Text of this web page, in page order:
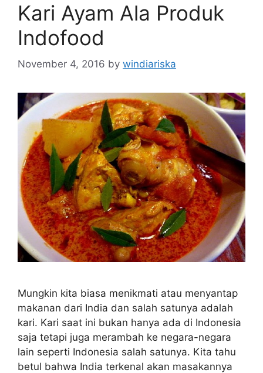
Kari Ayam Ala Produk
Indofood
November 4, 2016 by windiariska
Mungkin kita biasa menikmati atau menyantap
makanan dari India dan salah satunya adalah
kari. Kari saat ini bukan hanya ada di Indonesia
saja tetapi juga merambah ke negara-negara
lain seperti Indonesia salah satunya. Kita tahu
betul bahwa India terkenal akan masakannya